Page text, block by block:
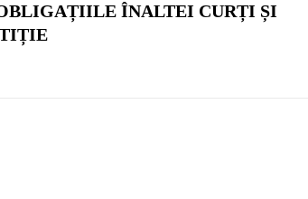
ÎNALTEI CURȚI ȘI